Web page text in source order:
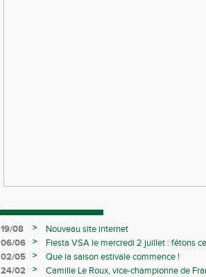
19/08 >
Nouveau site internet
06/06
>
Fiesta VSA le mercredi 2 juillet : fêtons
02/05
>
Que la saison estivale commence !
24/02
>
Camille Le Roux, vice-championne de